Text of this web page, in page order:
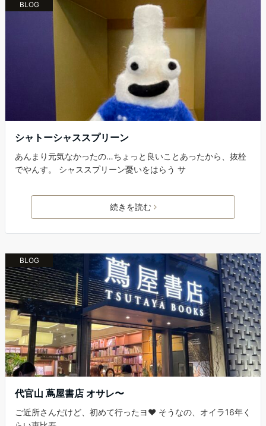
BLOG
シャトーシャススプリーン
あんまり元気なかったの…ちょっと良いことあったから、抜栓
でやんす。 シャススプリーン憂いをはらう サ
続きを読む
BLOG
代官山 蔦屋書店 オサレ〜
ご近所さんだけど、初めて行ったヨ❤️ そうなの、オイラ16年く